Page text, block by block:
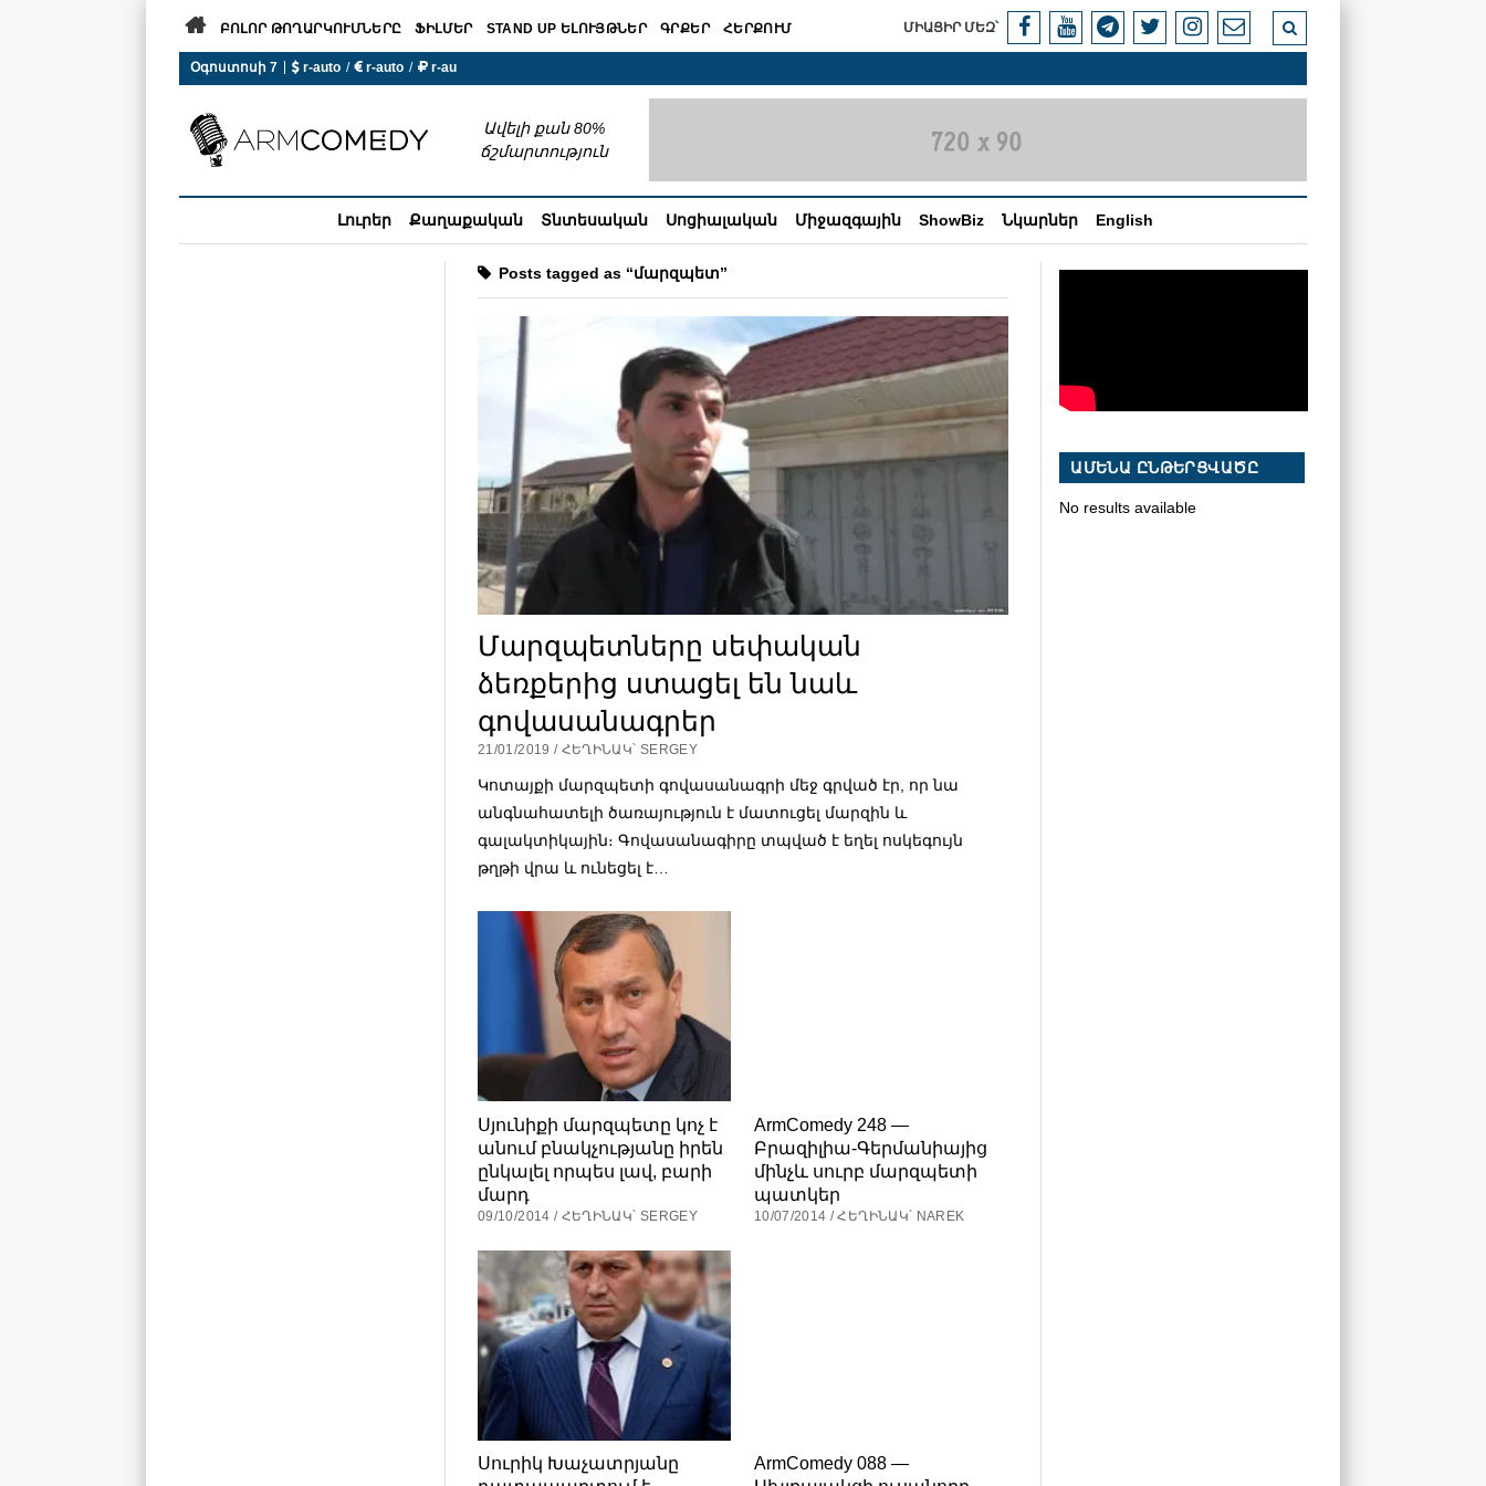
 ԲՈԼՈՐ ԹՈՂԱՐԿՈՒՄՆԵՐԸ ՖԻԼՄԵՐ STAND UP ԵԼՈՒՅԹՆԵՐ ԳՐՔԵՐ ՀԵՐՔՈՒՄ ՄԻԱՑԻՐ ՄԵԶ՝
Օգոստոսի 7 |  r-auto /  r-auto /  r-au
Ավելի քան 80%
ճշմարտություն
Լուրեր Քաղաքական Տնտեսական Սոցիալական Միջազգային ShowBiz Նկարներ English
Posts tagged as “մարզպետ”
Մարզպետները սեփական
ձեռքերից ստացել են նաև
գովասանագրեր
21/01/2019 / ՀԵՂԻՆԱԿ՝ SERGEY
Կոտայքի մարզպետի գովասանագրի մեջ գրված էր, որ նա
անգնահատելի ծառայություն է մատուցել մարզին և
գալակտիկային։ Գովասանագիրը տպված է եղել ոսկեգույն
թղթի վրա և ունեցել է…
Սյունիքի մարզպետը կոչ է
անում բնակչությանը իրեն
ընկալել որպես լավ, բարի
մարդ
09/10/2014 / ՀԵՂԻՆԱԿ՝ SERGEY
ArmComedy 248 —
Բրազիլիա-Գերմանիայից
մինչև սուրբ մարզպետի
պատկեր
10/07/2014 / ՀԵՂԻՆԱԿ՝ NAREK
Սուրիկ Խաչատրյանը
ArmComedy 088 —
ԱՄԵՆԱ ԸՆԹԵՐՑՎԱԾԸ
No results available